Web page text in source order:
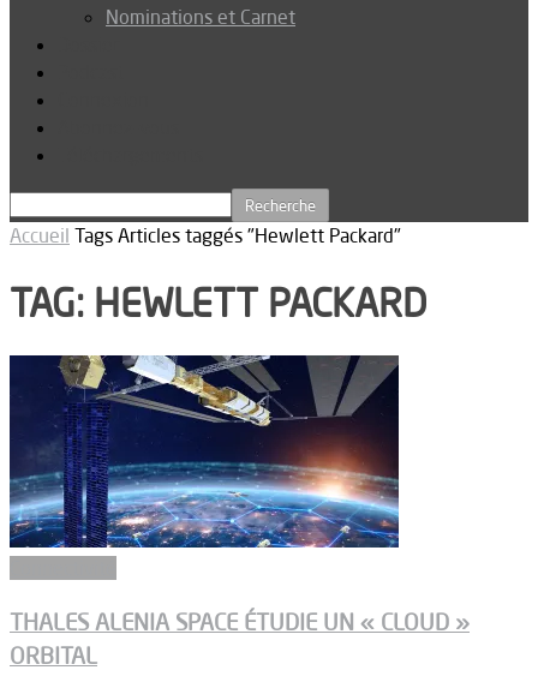
Nominations et Carnet
Accueil Tags Articles taggés "Hewlett Packard"
TAG: HEWLETT PACKARD
THALES ALENIA SPACE ÉTUDIE UN « CLOUD »
ORBITAL